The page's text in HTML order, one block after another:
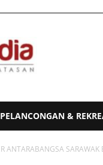
PELANCONGAN &
ANTARABANGSA